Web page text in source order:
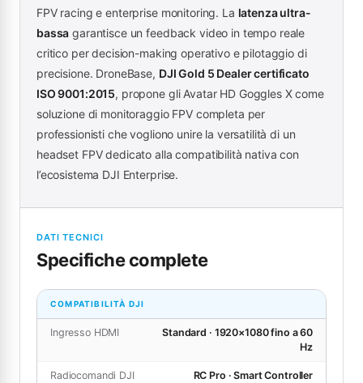
FPV racing e enterprise monitoring. La latenza ultra-
bassa garantisce un feedback video in tempo reale
critico per decision-making operativo e pilotaggio di
precisione. DroneBase, DJI Gold 5 Dealer certificato
ISO 9001:2015, propone gli Avatar HD Goggles X come
soluzione di monitoraggio FPV completa per
professionisti che vogliono unire la versatilità di un
headset FPV dedicato alla compatibilità nativa con
l’ecosistema DJI Enterprise.
DATI TECNICI
Specifiche complete
COMPATIBILITÀ DJI
Ingresso HDMI
Standard · 1920×1080 fino a 60
Hz
Radiocomandi DJI RC Pro · Smart Controller